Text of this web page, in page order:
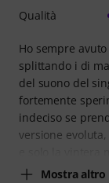
Ho sempre
splittando i di
del suono del
fortemente
indeciso se
versione
Mostra altro
Qualità